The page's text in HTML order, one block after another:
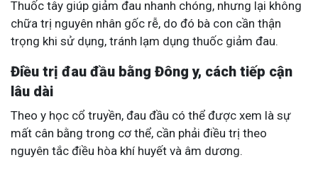
Thuốc tây giúp giảm đau nhanh chóng, nhưng lại không
chữa trị nguyên nhân gốc rễ, do đó bà con cần thận
trọng khi sử dụng, tránh lạm dụng thuốc giảm đau.
Điều trị đau đầu bằng Đông y, cách tiếp cận
lâu dài
Theo y học cổ truyền, đau đầu có thể được xem là sự
mất cân bằng trong cơ thể, cần phải điều trị theo
nguyên tắc điều hòa khí huyết và âm dương.